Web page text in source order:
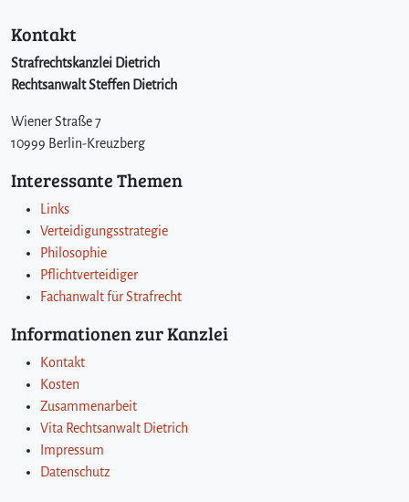
Kontakt
Strafrechtskanzlei Dietrich
Rechtsanwalt Steffen Dietrich
Wiener Straße 7
10999 Berlin-Kreuzberg
Interessante Themen
Links
Verteidigungsstrategie
Philosophie
Pflichtverteidiger
Fachanwalt für Strafrecht
Informationen zur Kanzlei
Kontakt
Kosten
Zusammenarbeit
Vita Rechtsanwalt Dietrich
Impressum
Datenschutz